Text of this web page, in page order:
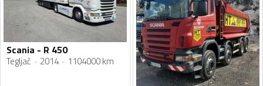
Scania - R 450
Tegljač 2014 1104000 km